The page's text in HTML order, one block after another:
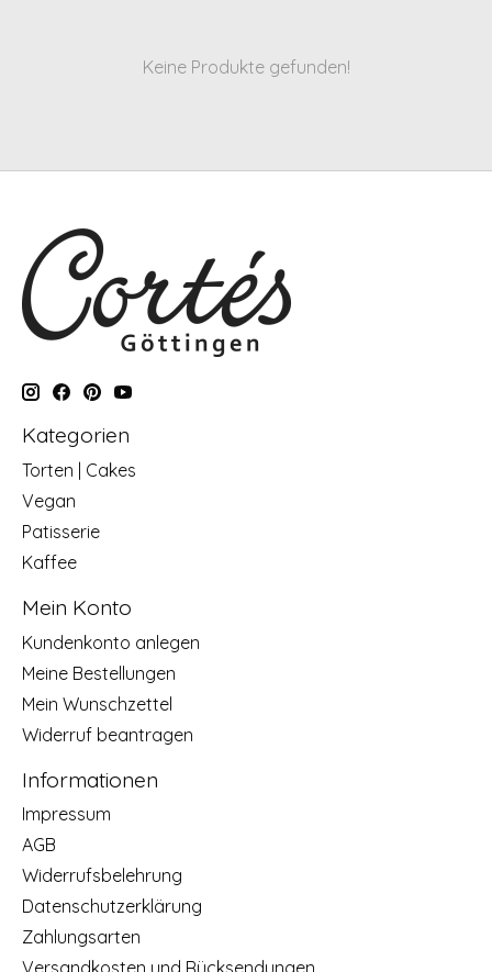
Keine Produkte gefunden!
Kategorien
Torten | Cakes
Vegan
Patisserie
Kaffee
Mein Konto
Kundenkonto anlegen
Meine Bestellungen
Mein Wunschzettel
Widerruf beantragen
Informationen
Impressum
AGB
Widerrufsbelehrung
Datenschutzerklärung
Zahlungsarten